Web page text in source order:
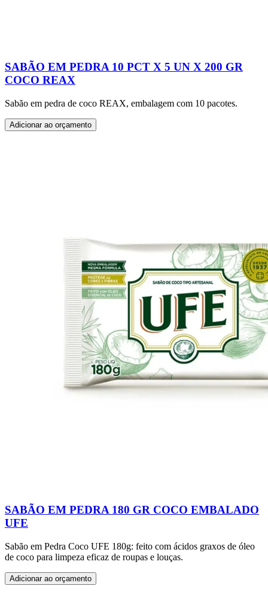
SABÃO EM PEDRA 10 PCT X 5 UN X 200 GR
COCO REAX
Sabão em pedra de coco REAX, embalagem com 10 pacotes.
Adicionar ao orçamento
SABÃO EM PEDRA 180 GR COCO EMBALADO
UFE
Sabão em Pedra Coco UFE 180g: feito com ácidos graxos de óleo
de coco para limpeza eficaz de roupas e louças.
Adicionar ao orçamento